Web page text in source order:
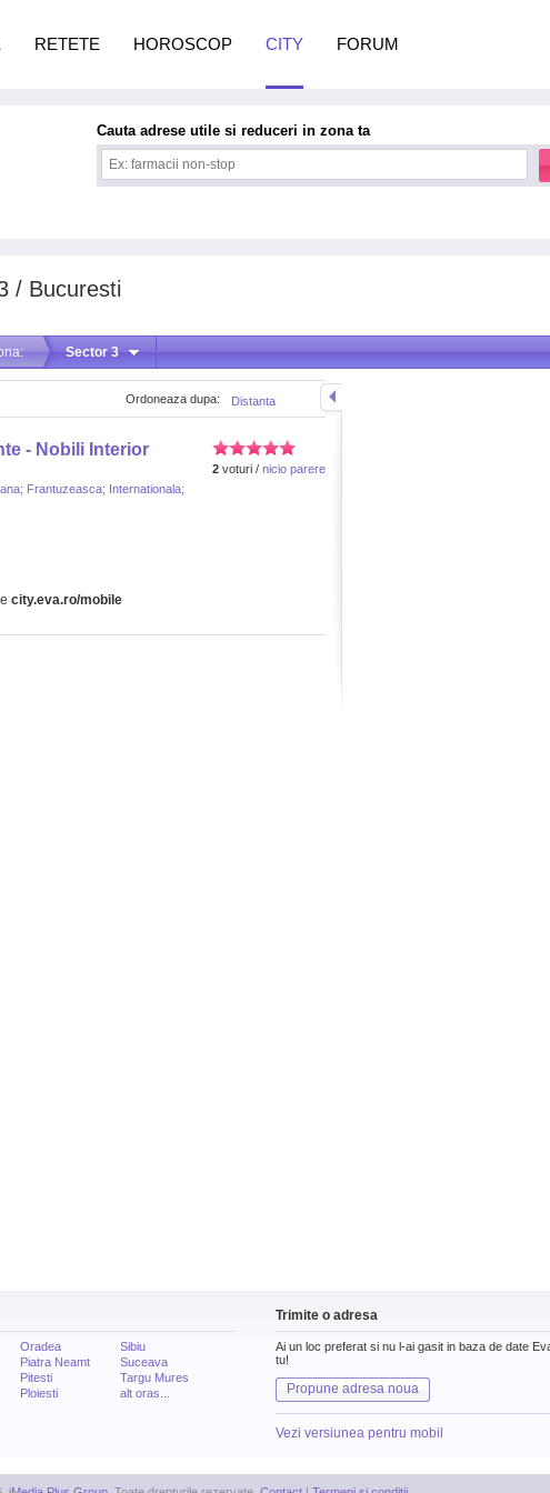
/ Bucuresti
Sector 3
Distanta
Ordoneaza dupa:
2 voturi / nicio parere
- Nobili Interior
Frantuzeasca; Internationala;
city.eva.ro/mobile
Oradea
Piatra Neamt
Pitesti
Ploiesti
Sibiu
Suceava
Targu Mures
alt oras...
Trimite o adresa
Ai un loc preferat si nu l-ai gasit in baza de date
tu!
Propune adresa noua
Vezi versiunea pentru mobil
Cauta adrese utile si reduceri in zona ta
RETETE HOROSCOP CITY FORUM